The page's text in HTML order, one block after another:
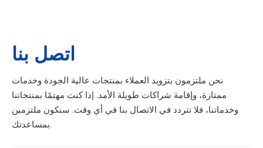
اتصل بنا
نحن ملتزمون بتزويد العملاء بمنتجات عالية الجودة وخدمات
ممتازة، وإقامة شراكات طويلة الأمد. إذا كنت مهتمًا بمنتجاتنا
وخدماتنا، فلا تتردد في الاتصال بنا في أي وقت. سنكون ملتزمين
بمساعدتك.